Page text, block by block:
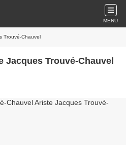
MENU
Trouvé-Chauvel
Jacques Trouvé-Chauvel